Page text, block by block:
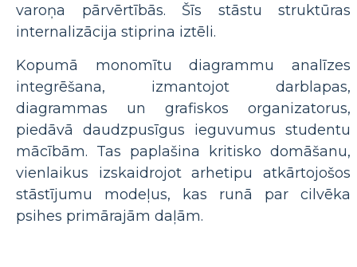
varoņa pārvērtībās. Šīs stāstu struktūras
internalizācija stiprina iztēli.
Kopumā monomītu diagrammu analīzes
integrēšana, izmantojot darblapas,
diagrammas un grafiskos organizatorus,
piedāvā daudzpusīgus ieguvumus studentu
mācībām. Tas paplašina kritisko domāšanu,
vienlaikus izskaidrojot arhetipu atkārtojošos
stāstījumu modeļus, kas runā par cilvēka
psihes primārajām daļām.